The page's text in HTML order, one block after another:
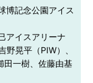
博記念公園アイス
アイスアリーナ
晃平（PIW）、
田一樹、佐藤由基